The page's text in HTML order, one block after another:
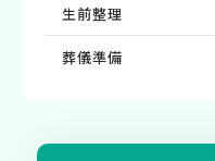
⽣前整理
葬儀準備